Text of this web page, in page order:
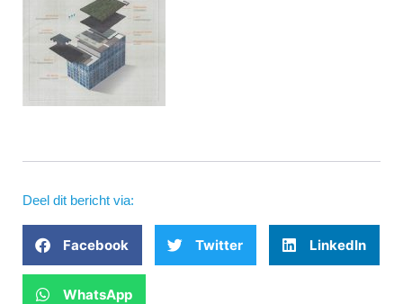
Deel dit bericht via:
Facebook Twitter LinkedIn
WhatsApp